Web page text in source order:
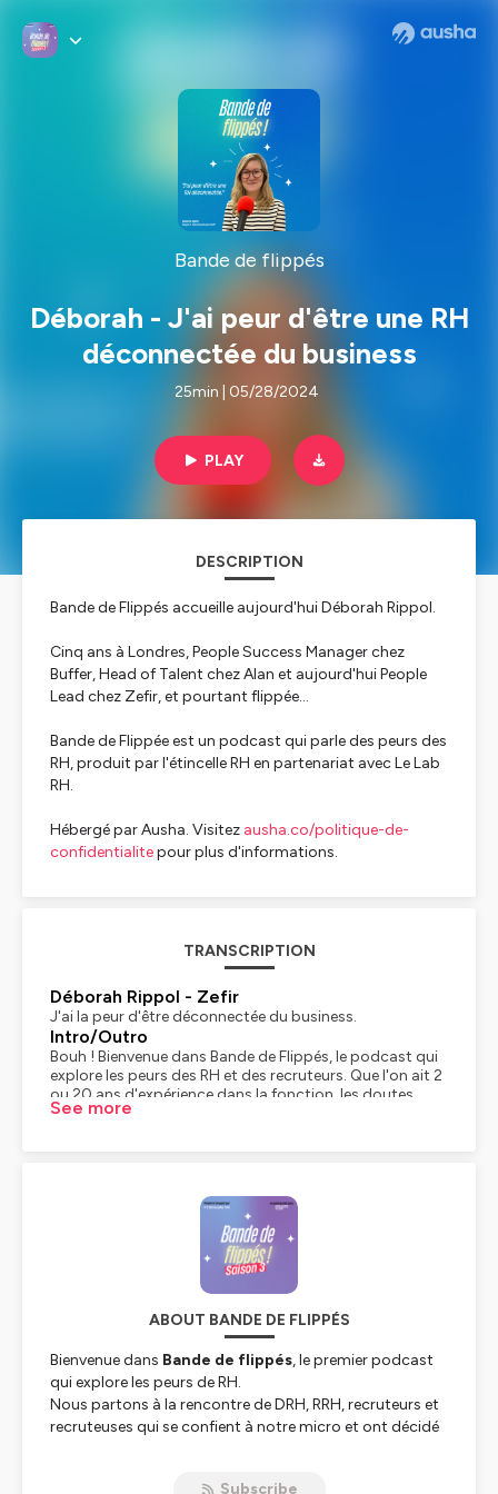
Bande de flippés
Déborah - J'ai peur d'être une RH
déconnectée du business
25min | 05/28/2024
PLAY
DESCRIPTION
Bande de Flippés accueille aujourd'hui Déborah Rippol.
Cinq ans à Londres, People Success Manager chez
Buffer, Head of Talent chez Alan et aujourd'hui People
Lead chez Zefir, et pourtant flippée...
Bande de Flippée est un podcast qui parle des peurs des
RH, produit par l'étincelle RH en partenariat avec Le Lab
RH.
Hébergé par Ausha. Visitez ausha.co/politique-de-
confidentialitepour plus d'informations.
TRANSCRIPTION
Déborah Rippol - Zefir
J'ai la peur d'être déconnectée du business.
Intro/Outro
Bouh ! Bienvenue dans Bande de Flippés, le podcast qui
explore les peurs des RH et des recruteurs. Que l'on ait 2
ou 20 ans d'expérience dans la fonction, les doutes
subsistent, inhérents à la complexité de la nature
peur... de parler de ces peurs.
Bonjour à tous, nous nous retrouvons aujourd'hui avec
Déborah, 5 ans à Londres, People Success Manager
chez Buffer, Head of Talent chez Alan, et aujourd'hui
Déborah Rippol - Zefir
et pourtant, flippée. Bonjour Déborah. Bonjour Sophie.
Le Lab RH
Peux-tu nous parler de ta peur ?
Déborah Rippol - Zefir
Oui, j'ai peur d'être déconnectée du business. Je pense
comment on aimerait que les choses soient faites, etc.
See more
ABOUT BANDE DE FLIPPÉS
Bienvenue dans Bande de flippés, le premier podcast
qui explore les peurs de RH.
Nous partons à la rencontre de DRH, RRH, recruteurs et
recruteuses qui se confient à notre micro et ont décidé
Subscribe